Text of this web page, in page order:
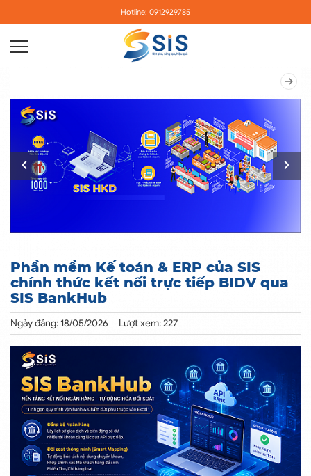
Hotline: 0912929785
Phần mềm Kế toán & ERP của SIS
chính thức kết nối trực tiếp BIDV qua
SIS BankHub
Ngày đăng: 18/05/2026 Lượt xem: 227